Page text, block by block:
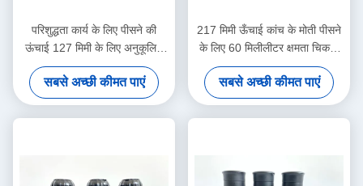
परिशुद्धता कार्य के लिए पीसने की
ऊंचाई 127 मिमी के लिए अनुकूलित
ग्लास मोती
सबसे अच्छी कीमत पाएं
217 मिमी ऊँचाई कांच के मोती पीसने
के लिए 60 मिलीलीटर क्षमता चिकनी
पीसने का अनुभव
सबसे अच्छी कीमत पाएं